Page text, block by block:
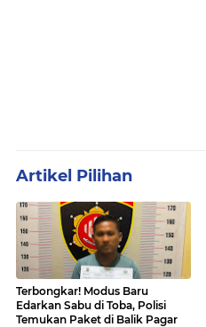
Artikel Pilihan
Terbongkar! Modus Baru
Edarkan Sabu di Toba, Polisi
Temukan Paket di Balik Pagar